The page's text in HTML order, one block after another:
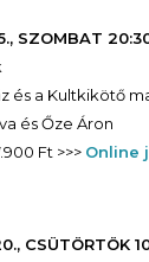
SZOMBAT
és a Kultkikötő
és Őze Áron
Ft >>> Online
CSÜTÖRTÖK